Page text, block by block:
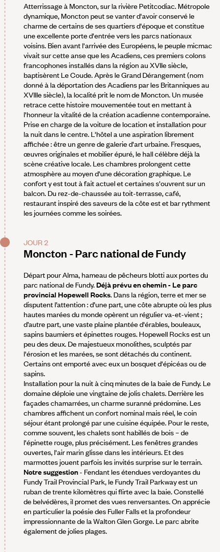
Atterrissage à Moncton, sur la rivière Petitcodiac. Métropole
dynamique, Moncton peut se vanter d'avoir conservé le
charme de certains de ses quartiers d'époque et constitue
une excellente porte d'entrée vers les parcs nationaux
voisins. Bien avant l'arrivée des Européens, le peuple micmac
vivait sur cette anse que les Acadiens, ces premiers colons
francophones installés dans la région au XVIIe siècle,
baptisèrent Le Coude. Après le Grand Dérangement (nom
donné à la déportation des Acadiens par les Britanniques au
XVIIIe siècle), la localité prit le nom de Moncton. Un musée
retrace cette histoire mouvementée tout en mettant à
l'honneur la vitalité de la création acadienne contemporaine.
Prise en charge de la voiture de location et installation pour
la nuit dans le centre. L'hôtel a une aspiration librement
affichée : être un genre de galerie d'art urbaine. Fresques,
œuvres originales et mobilier épuré, le hall célèbre déjà la
scène créative locale. Les chambres prolongent cette
atmosphère au moyen d'une décoration graphique. Le
confort y est tout à fait actuel et certaines s'ouvrent sur un
balcon. Du rez-de-chaussée au toit-terrasse, café,
restaurant inspiré des saveurs de la côte est et bar rythment
les journées comme les soirées.
JOUR 2
Moncton - Parc national de Fundy
Départ pour Alma, hameau de pêcheurs blotti aux portes du
parc national de Fundy.Déjà prévu en chemin - Le parc
provincial Hopewell Rocks. Dans la région, terre et mer se
disputent l’attention : d’une part, une côte abrupte où les plus
hautes marées du monde opèrent un régulier va-et-vient ;
d’autre part, une vaste plaine plantée d'érables, bouleaux,
sapins baumiers et épinettes rouges. Hopewell Rocks est un
peu des deux. De majestueux monolithes, sculptés par
l'érosion et les marées, se sont détachés du continent.
Certains ont emporté avec eux un bosquet d'épicéas ou de
sapins.
Installation pour la nuit à cinq minutes de la baie de Fundy. Le
domaine déploie une vingtaine de jolis chalets. Derrière les
façades chamarrées, un charme suranné prédomine. Les
chambres affichent un confort nominal mais réel, le coin
séjour étant prolongé par une cuisine équipée. Pour le reste,
comme souvent, les chalets sont habillés de bois – de
l'épinette rouge, plus précisément. Les fenêtres grandes
ouvertes, l'air marin glisse dans les intérieurs. Et des
marmottes jouent parfois les invités surprise sur le terrain.
Notre suggestion- Fendant les étendues verdoyantes du
Fundy Trail Provincial Park, le Fundy Trail Parkway est un
ruban de trente kilomètres qui flirte avec la baie. Constellé
de belvédères, il promet des vues renversantes. On apprécie
en particulier la poésie des Fuller Falls et la profondeur
impressionnante de la Walton Glen Gorge. Le parc abrite
également de jolies plages.